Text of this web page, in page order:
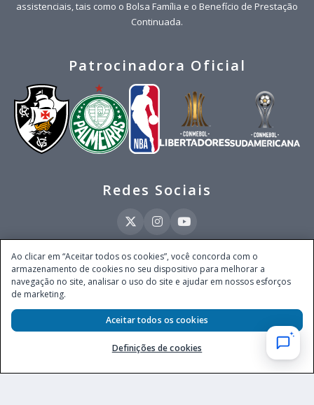
assistenciais, tais como o Bolsa Família e o Benefício de Prestação
Continuada.
Patrocinadora Oficial
Redes Sociais
Este site é operado pela Ventmear Brasil LTDA (CNPJ 52.868.380/0001-84), com
endereço na Avenida Brigadeiro Faria Lima, nº 4.055, 3º andar, Itaim Bibi, no
Município de São Paulo, Estado de São Paulo, CEP 04538-133, Brasil - empresa
Secretaria de Prêmios e Apostas do Ministério da Fazenda, conforme Portaria nº
247, de 07.02.2025, publicada no DOU em 11.2.2025.
Ao clicar em “Aceitar todos os cookies”, você concorda com o
armazenamento de cookies no seu dispositivo para melhorar a
navegação no site, analisar o uso do site e ajudar em nossos esforços
de marketing.
Definições de cookies
Aceitar todos os cookies